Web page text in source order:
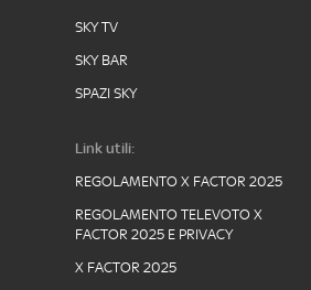
SKY TV
SKY BAR
SPAZI SKY
Link utili:
REGOLAMENTO X FACTOR 2025
REGOLAMENTO TELEVOTO X
FACTOR 2025 E PRIVACY
X FACTOR 2025